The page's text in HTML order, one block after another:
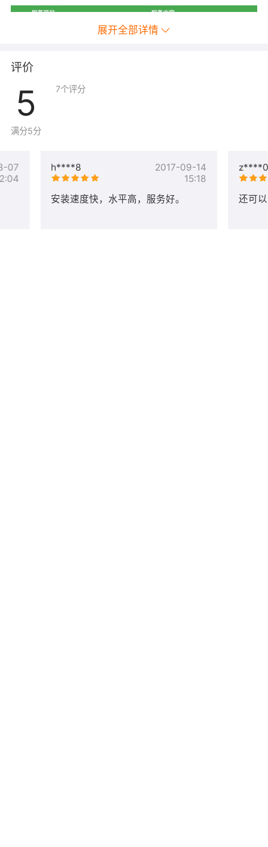
展开全部详情
评价
5
满分5分
7个评分
h****8
2017-09-14
15:18
安装速度快，水平高，服务好。
z****0
还可以
07